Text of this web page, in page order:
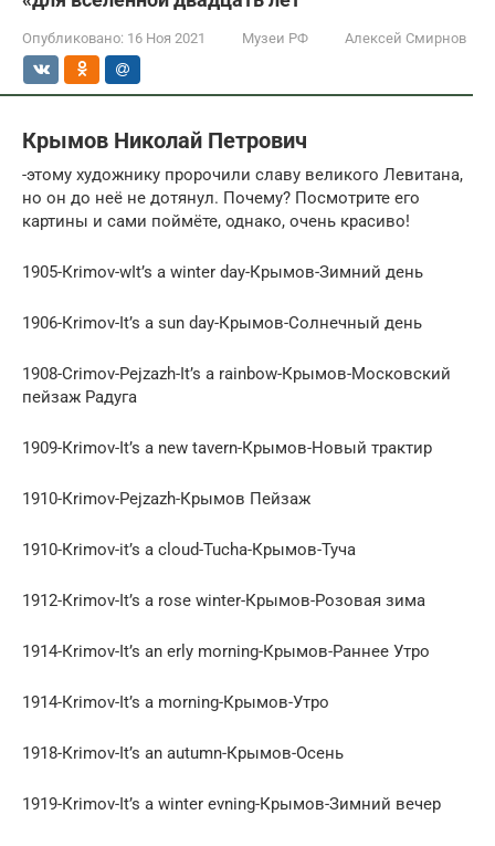
Опубликовано: 16 Ноя 2021 Музеи РФ Алексей Смирнов
Крымов Николай Петрович
-этому художнику пророчили славу великого Левитана,
но он до неё не дотянул. Почему? Посмотрите его
картины и сами поймёте, однако, очень красиво!
1905-Кrimov-wIt’s a winter day-Крымов-Зимний день
1906-Кrimov-It’s a sun day-Крымов-Солнечный день
1908-Crimov-Pejzazh-It’s a rainbow-Крымов-Московский
пейзаж Радуга
1909-Кrimov-It’s a new tavern-Крымов-Новый трактир
1910-Кrimov-Pejzazh-Крымов Пейзаж
1910-Кrimov-it’s a cloud-Tucha-Крымов-Туча
1912-Кrimov-It’s a rose winter-Крымов-Розовая зима
1914-Кrimov-It’s an erly morning-Крымов-Раннее Утро
1914-Кrimov-It’s a morning-Крымов-Утро
1918-Кrimov-It’s an autumn-Крымов-Осень
1919-Кrimov-It’s a winter evning-Крымов-Зимний вечер